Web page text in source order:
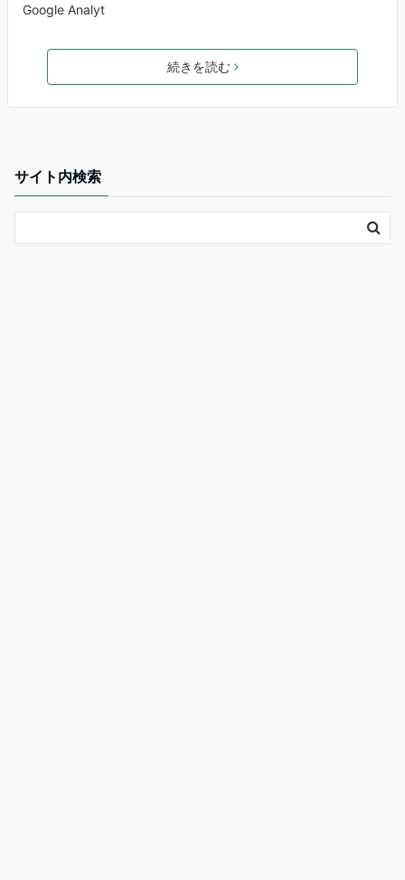
Google Analyt
続きを読む
サイト内検索